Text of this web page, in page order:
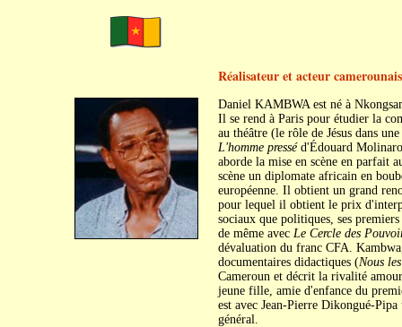
Réalisateur et acteur camerounais
Daniel KAMBWA est né à
Il se rend à Paris pour étudier la
au théâtre (le rôle de Jésus dans
L'homme presséd'Édouard
aborde la mise en scène en parfait
scène un diplomate africain en
européenne. Il obtient un grand
pour lequel il obtient le prix
sociaux que politiques, ses
de même avec Le Cercle des
dévaluation du franc CFA.
documentaires didactiques (Nous
Cameroun et décrit la rivalité
jeune fille, amie d'enfance du
est avec Jean-Pierre Dikongué-
général.